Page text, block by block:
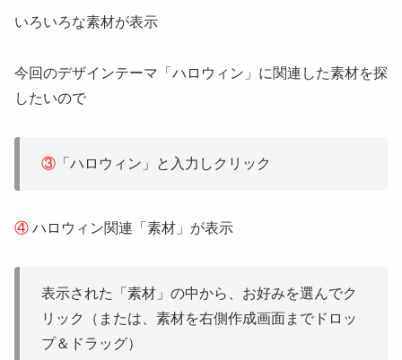
いろいろな素材が表示
今回のデザインテーマ「ハロウィン」に関連した素材を探
したいので
③ 「ハロウィン」と入力しクリック
④ ハロウィン関連「素材」が表示
表示された「素材」の中から、お好みを選んでク
リック（または、素材を右側作成画面までドロッ
プ＆ドラッグ）